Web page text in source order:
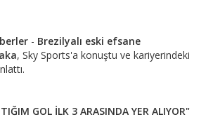
- Brezilyalı eski efsane
, Sky Sports'a konuştu ve kariyerindeki
GOL İLK 3 ARASINDA YER ALIYOR"